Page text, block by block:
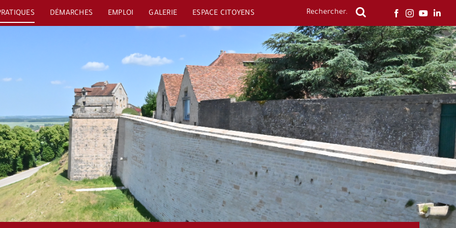
DÉMARCHES EMPLOI GALERIE ESPACE CITOYENS Rechercher: